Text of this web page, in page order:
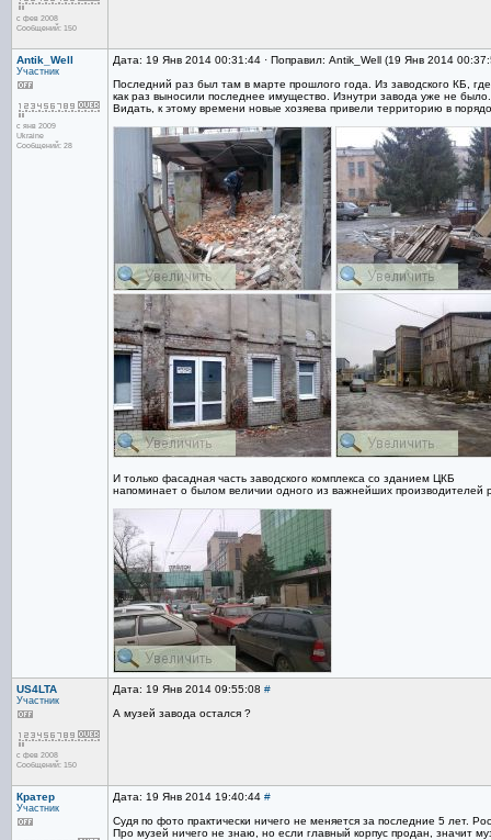
с фев 2008
Сообщений: 150
Antik_Well
Участник
с янв 2009
Ukraine
Сообщений: 28
Дата: 19 Янв 2014 00:31:44 · Поправил: Antik_Well (19 Янв 2014
Последний раз был там в марте прошлого года. Из заводского КБ,
как раз выносили последнее имущество. Изнутри завода уже не
Видать, к этому времени новые хозяева привели территорию в
И только фасадная часть заводского комплекса со зданием ЦКБ
напоминает о былом величии одного из важнейших производителей
US4LTA
Участник
с фев 2008
Сообщений: 150
Дата: 19 Янв 2014 09:55:08 #
А музей завода остался ?
Кратер
Участник
Дата: 19 Янв 2014 19:40:44 #
Судя по фото практически ничего не меняется за последние 5 лет.
Про музей ничего не знаю, но если главный корпус продан, значит